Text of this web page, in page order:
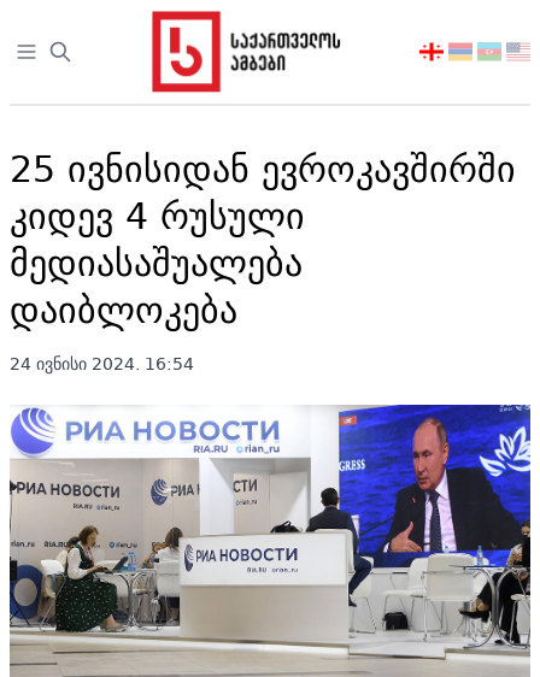
Open sidebar
აირჩიეთ
25 ივნისიდან ევროკავშირში
კიდევ 4 რუსული
მედიასაშუალება
დაიბლოკება
24 ივნისი 2024. 16:54